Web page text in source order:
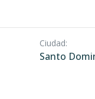
Ciudad:
Santo